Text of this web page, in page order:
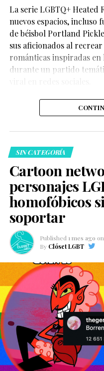
La serie LGBTQ+ Heated
nuevos espacios, incluso
de béisbol Portland
sus aficionados al recrear
románticas inspiradas
durante un partido
SIN CATEGORÍA
Cartoon
personajes
homofóbicos
soportar
Published 1 mes ago on
By Clóset LGBT